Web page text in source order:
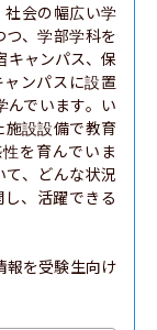
会の幅広い学
、学部学科を
キャンパス、保
ンパスに設置
んでいます。い
設設備で教育
を育んでいま
、どんな状況
、活躍できる
報を受験生向け